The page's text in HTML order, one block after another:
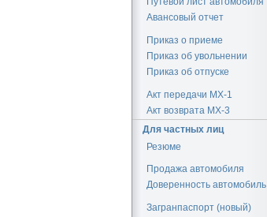
Авансовый отчет
Приказ о приеме
Приказ об увольнении
Приказ об отпуске
Акт передачи МХ-1
Акт возврата МХ-3
Для частных лиц
Резюме
Продажа автомобиля
Доверенность автомобиль
Загранпаспорт (новый)